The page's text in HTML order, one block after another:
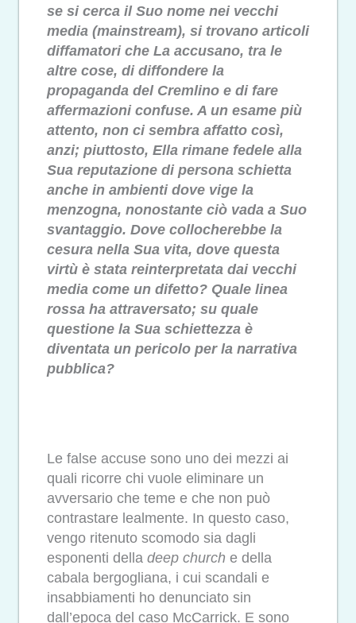
se si cerca il Suo nome nei vecchi
media (mainstream), si trovano articoli
diffamatori che La accusano, tra le
altre cose, di diffondere la
propaganda del Cremlino e di fare
affermazioni confuse. A un esame più
attento, non ci sembra affatto così,
anzi; piuttosto, Ella rimane fedele alla
Sua reputazione di persona schietta
anche in ambienti dove vige la
menzogna, nonostante ciò vada a Suo
svantaggio. Dove collocherebbe la
cesura nella Sua vita, dove questa
virtù è stata reinterpretata dai vecchi
media come un difetto? Quale linea
rossa ha attraversato; su quale
questione la Sua schiettezza è
diventata un pericolo per la narrativa
pubblica?
Le false accuse sono uno dei mezzi ai
quali ricorre chi vuole eliminare un
avversario che teme e che non può
contrastare lealmente. In questo caso,
vengo ritenuto scomodo sia dagli
esponenti della deep church e della
cabala bergogliana, i cui scandali e
insabbiamenti ho denunciato sin
dall’epoca del caso McCarrick. E sono